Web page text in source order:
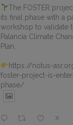
The FOSTER
its final phase with a
workshop to validate
Palancia Climate
Plan.
https://notus-
foster-project-is-
phase/
X